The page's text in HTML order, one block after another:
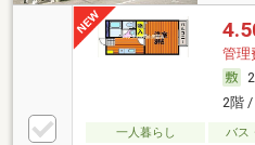
管理
2階 /
一人暮らし バス